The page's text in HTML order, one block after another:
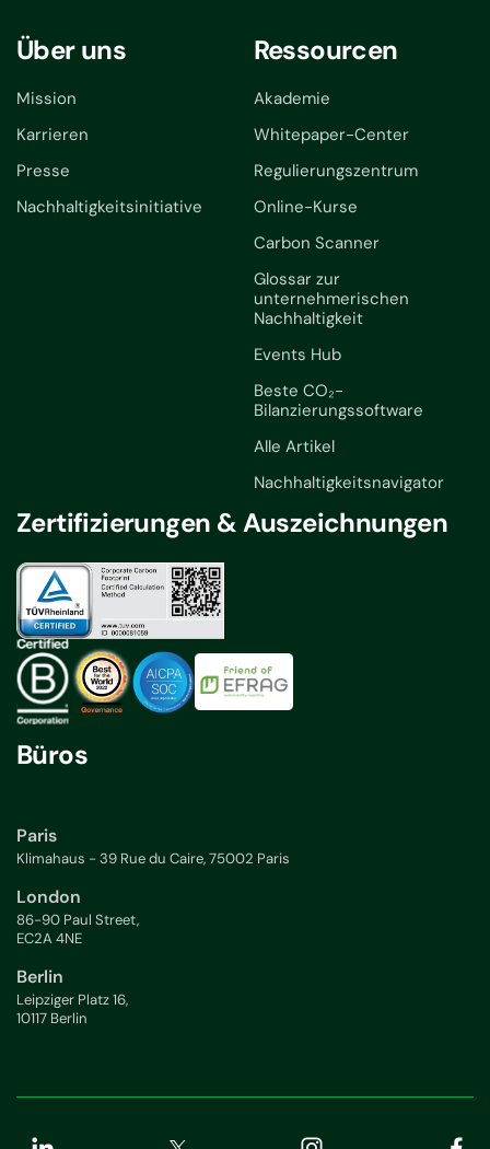
Über uns
Mission
Karrieren
Presse
Nachhaltigkeitsinitiative
Ressourcen
Akademie
Whitepaper-Center
Regulierungszentrum
Online-Kurse
Carbon Scanner
Glossar zur
unternehmerischen
Nachhaltigkeit
Events Hub
Beste CO₂-
Bilanzierungssoftware
Alle Artikel
Nachhaltigkeitsnavigator
Zertifizierungen & Auszeichnungen
Büros
Paris
Klimahaus - 39 Rue du Caire, 75002 Paris
London
86-90 Paul Street,
EC2A 4NE
Berlin
Leipziger Platz 16,
10117 Berlin